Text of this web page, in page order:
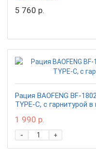
5 760 р.
Рация BAOFENG BF-
TYPE-C, с гарнитурой
1 990 р.
+
-